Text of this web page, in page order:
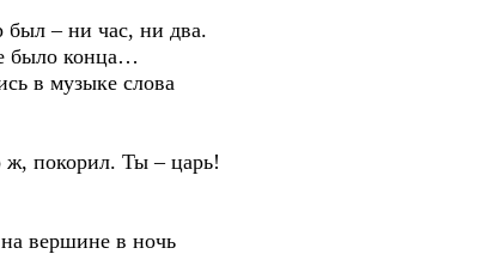
был – ни час, ни два.
было конца…
в музыке слова
Ты – царь!
вершине в ночь